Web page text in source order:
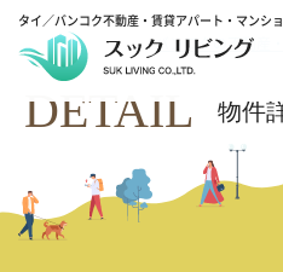
タイ／バンコク不動産・賃貸アパート・マンシ
バンコクの不動産
DETAIL 物件